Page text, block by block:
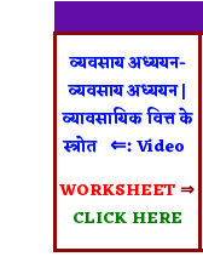
व्यवसाय अध्ययन-
व्यवसाय अध्ययन |
व्यावसायिक वित्त के
स्त्रोत ⇐:Video
WORKSHEET⇒
CLICK HERE